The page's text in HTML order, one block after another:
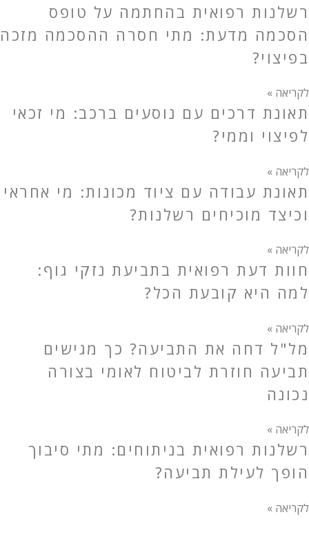
רשלנות רפואית בהחתמה על טופס
הסכמה מדעת: מתי חסרה ההסכמה מזכה
בפיצוי?
לקריאה »
תאונת דרכים עם נוסעים ברכב: מי זכאי
לפיצוי וממי?
לקריאה »
תאונת עבודה עם ציוד מכונות: מי אחראי
וכיצד מוכיחים רשלנות?
לקריאה »
חוות דעת רפואית בתביעת נזקי גוף:
למה היא קובעת הכל?
לקריאה »
מל"ל דחה את התביעה? כך מגישים
תביעה חוזרת לביטוח לאומי בצורה
נכונה
לקריאה »
רשלנות רפואית בניתוחים: מתי סיבוך
הופך לעילת תביעה?
לקריאה »